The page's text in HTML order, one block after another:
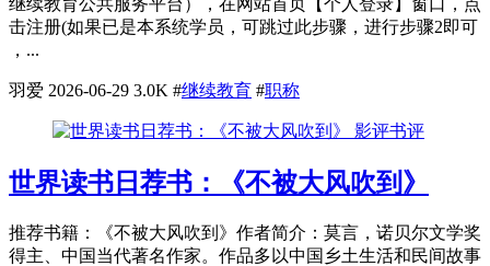
继续教育公共服务平台），在网站首页【个人登录】窗口，点
击注册(如果已是本系统学员，可跳过此步骤，进行步骤2即可
，...
羽爱 2026-06-29 3.0K #继续教育 #职称
影评书评
世界读书日荐书：《不被大风吹到》
推荐书籍：《不被大风吹到》作者简介：莫言，诺贝尔文学奖
得主、中国当代著名作家。作品多以中国乡土生活和民间故事